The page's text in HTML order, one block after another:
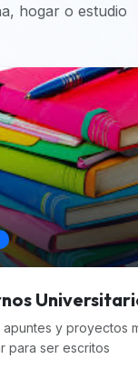
hogar o estudio
apuntes y proyectos
para ser escritos